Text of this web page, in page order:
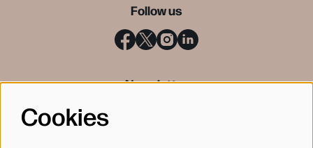
Follow us
Newsletter
Cookies